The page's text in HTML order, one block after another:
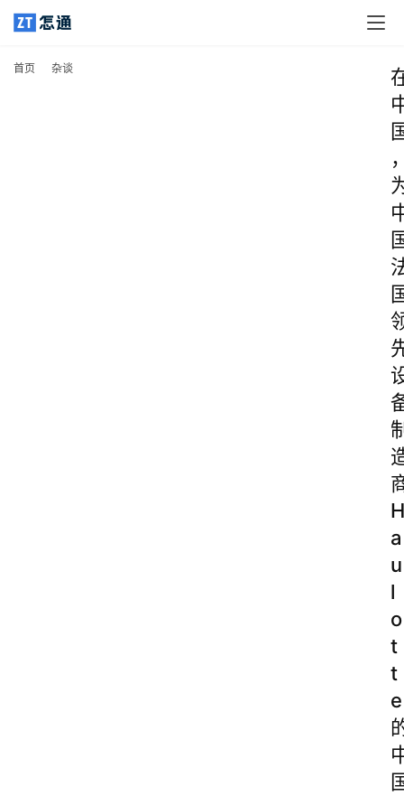
首页 杂谈
H
a
u
l
o
t
t
e